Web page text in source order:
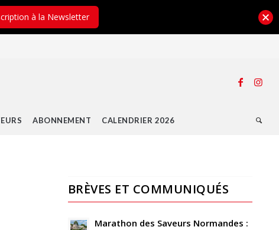
ABONNEMENT CALENDRIER 2026
BRÈVES ET COMMUNIQUÉS
Marathon des Saveurs Normandes :
à la Newsletter